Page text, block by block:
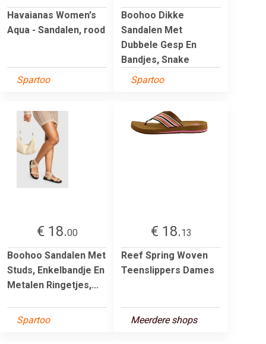
Havaianas Women's
Aqua - Sandalen, rood
Spartoo
Boohoo Dikke
Sandalen Met
Dubbele Gesp En
Bandjes, Snake
Spartoo
€ 18.00
Boohoo Sandalen Met
Studs, Enkelbandje En
Metalen Ringetjes,...
Spartoo
€ 18.13
Reef Spring Woven
Teenslippers Dames
Meerdere shops